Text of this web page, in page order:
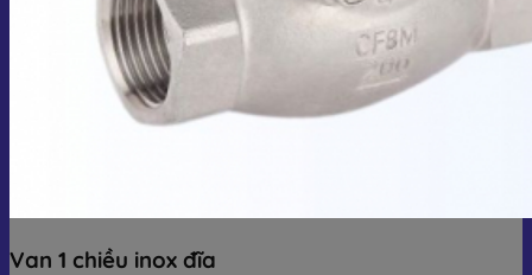
Van 1 chiều inox đĩa